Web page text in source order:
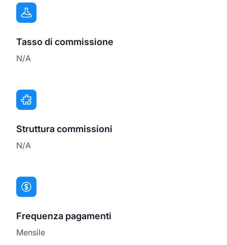
Tasso di commissione
N/A
Struttura commissioni
N/A
Frequenza pagamenti
Mensile